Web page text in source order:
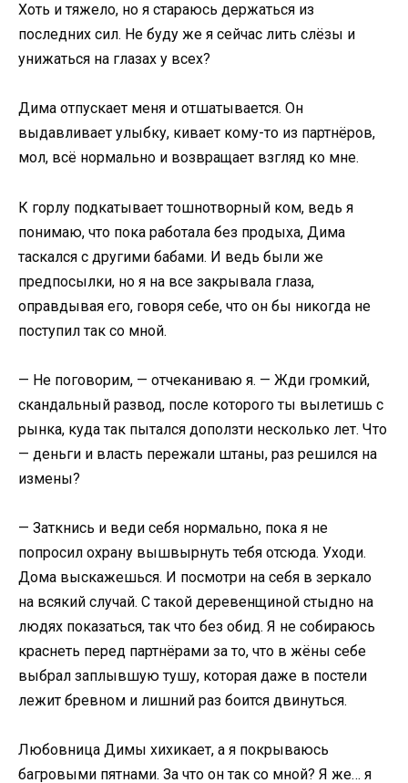
Хоть и тяжело, но я стараюсь держаться из
последних сил. Не буду же я сейчас лить слёзы и
унижаться на глазах у всех?
Дима отпускает меня и отшатывается. Он
выдавливает улыбку, кивает кому-то из партнёров,
мол, всё нормально и возвращает взгляд ко мне.
К горлу подкатывает тошнотворный ком, ведь я
понимаю, что пока работала без продыха, Дима
таскался с другими бабами. И ведь были же
предпосылки, но я на все закрывала глаза,
оправдывая его, говоря себе, что он бы никогда не
поступил так со мной.
— Не поговорим, — отчеканиваю я. — Жди громкий,
скандальный развод, после которого ты вылетишь с
рынка, куда так пытался доползти несколько лет. Что
— деньги и власть пережали штаны, раз решился на
измены?
— Заткнись и веди себя нормально, пока я не
попросил охрану вышвырнуть тебя отсюда. Уходи.
Дома выскажешься. И посмотри на себя в зеркало
на всякий случай. С такой деревенщиной стыдно на
людях показаться, так что без обид. Я не собираюсь
краснеть перед партнёрами за то, что в жёны себе
выбрал заплывшую тушу, которая даже в постели
лежит бревном и лишний раз боится двинуться.
Любовница Димы хихикает, а я покрываюсь
багровыми пятнами. За что он так со мной? Я же… я